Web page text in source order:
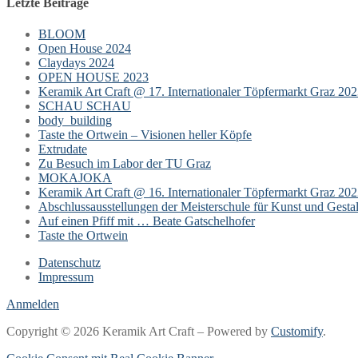
BLOOM
Open House 2024
Claydays 2024
OPEN HOUSE 2023
Keramik Art Craft @ 17. Internationaler Töpfermarkt Graz
SCHAU SCHAU
body_building
Taste the Ortwein – Visionen heller Köpfe
Extrudate
Zu Besuch im Labor der TU Graz
MOKAJOKA
Keramik Art Craft @ 16. Internationaler Töpfermarkt Graz
Abschlussausstellungen der Meisterschule für Kunst und
Auf einen Pfiff mit … Beate Gatschelhofer
Taste the Ortwein
Datenschutz
Impressum
Anmelden
Copyright © 2026 Keramik Art Craft – Powered by Customify.